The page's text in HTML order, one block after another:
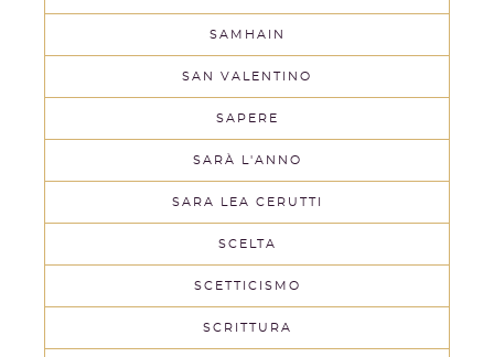
SAMHAIN
SAN VALENTINO
SAPERE
SARÀ L'ANNO
SARA LEA CERUTTI
SCELTA
SCETTICISMO
SCRITTURA